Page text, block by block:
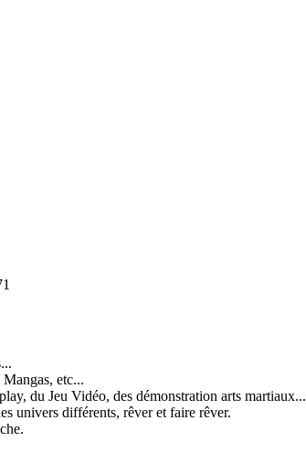
etc...
du Jeu Vidéo, des démonstration arts martiaux...
univers différents, rêver et faire rêver.